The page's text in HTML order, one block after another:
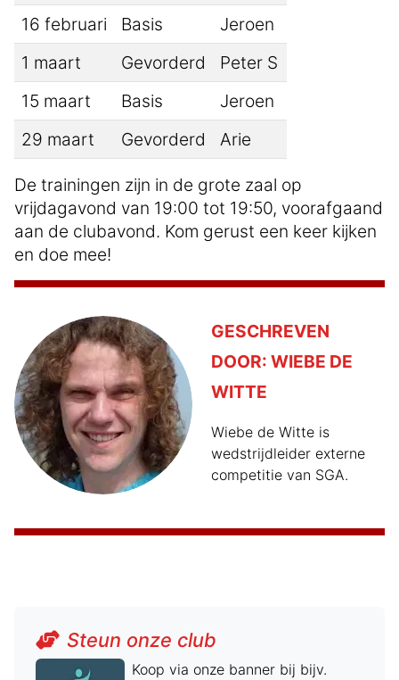
16 februari
Basis
Jeroen
1 maart
Gevorderd
Peter S
15 maart
Basis
Jeroen
29 maart
Gevorderd Arie
De trainingen zijn in de grote zaal op
vrijdagavond van 19:00 tot 19:50, voorafgaand
aan de clubavond. Kom gerust een keer kijken
en doe mee!
GESCHREVEN
DOOR: WIEBE DE
WITTE
Wiebe de Witte is
wedstrijdleider externe
competitie van SGA.
Steun onze club
Koop via onze banner bij bijv.